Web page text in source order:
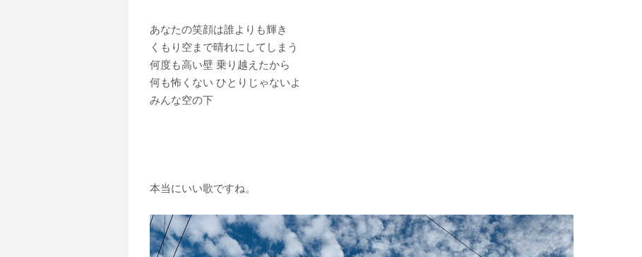
あなたの笑顔は誰よりも輝き
くもり空まで晴れにしてしまう
何度も高い壁 乗り越えたから
何も怖くない ひとりじゃないよ
みんな空の下
本当にいい歌ですね。